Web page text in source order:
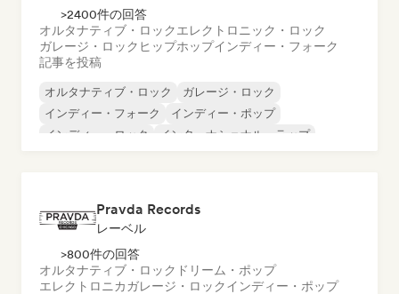
>2400件の回答
オルタナティブ・ロックエレクトロニック・ロック
ガレージ・ロック ヒップホップインディー・フォーク
記事を投稿
オルタナティブ・ロック
ガレージ・ロック
インディー・フォーク
インディー・ポップ
インディー・ロック
インターナショナル・ラップ
Pravda Records
レーベル
>800件の回答
オルタナティブ・ロック ドリーム・ポップ
エレクトロニカガレージ・ロックインディー・ポップ